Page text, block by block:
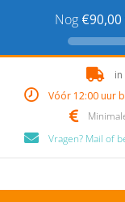
Nog €90,00
content
in
Vóór 12:00 uur
Vragen? Mail of